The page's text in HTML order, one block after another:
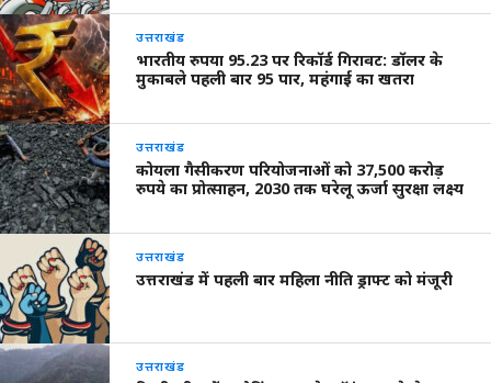
उत्तराखंड
भारतीय रुपया 95.23 पर रिकॉर्ड गिरावट: डॉलर के
मुकाबले पहली बार 95 पार, महंगाई का खतरा
उत्तराखंड
कोयला गैसीकरण परियोजनाओं को 37,500 करोड़
रुपये का प्रोत्साहन, 2030 तक घरेलू ऊर्जा सुरक्षा लक्ष्य
उत्तराखंड
उत्तराखंड में पहली बार महिला नीति ड्राफ्ट को मंजूरी
उत्तराखंड